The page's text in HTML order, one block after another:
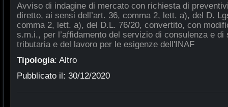
Avviso di indagine di mercato con richiesta di
diretto, ai sensi dell’art. 36, comma 2, lett. a), del D.
comma 2, lett. a), del D.L. 76/20, convertito, con
s.m.i., per l’affidamento del servizio di consulenza e
tributaria e del lavoro per le esigenze dell'INAF
Tipologia: Altro
Pubblicato il: 30/12/2020